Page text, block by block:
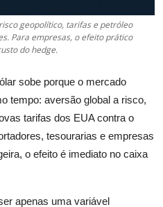
geopolítico, tarifas e petróleo
Para empresas, o efeito prático
do hedge.
sobe porque o mercado
tempo: aversão global a risco,
tarifas dos EUA contra o
tesourarias e empresas
o efeito é imediato no caixa
apenas uma variável